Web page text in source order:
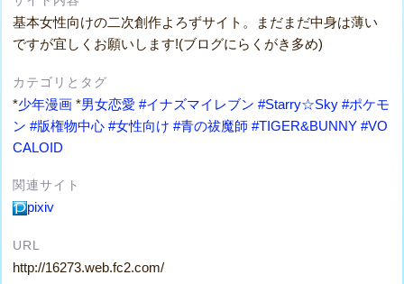
基本女性向けの二次創作よろずサイト。まだまだ中身は薄い
ですが宜しくお願いします!(ブログにらくがき多め)
カテゴリとタグ
*少年漫画 *男女恋愛 #イナズマイレブン #Starry☆Sky #ポケモ
ン #版権物中心 #女性向け #青の祓魔師 #TIGER&BUNNY #VO
CALOID
関連サイト
pixiv
URL
http://16273.web.fc2.com/